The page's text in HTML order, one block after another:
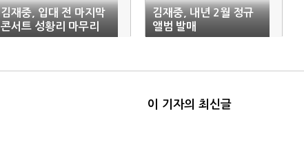
김재중, 입대 전 마지막
콘서트 성황리 마무리
김재중, 내년 2월 정규
앨범 발매
이 기자의 최신글